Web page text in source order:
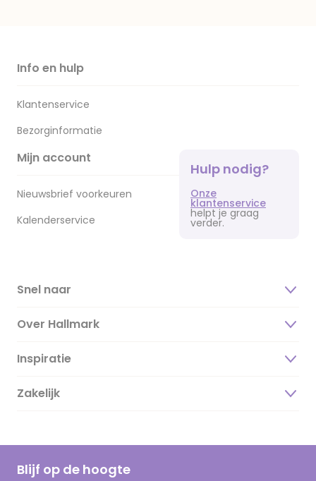
Info en hulp
Klantenservice
Bezorginformatie
Mijn account
Nieuwsbrief voorkeuren
Kalenderservice
Hulp nodig?
Onze
klantenservice
helpt je graag
verder.
Snel naar
Over Hallmark
Over ons
Duurzaamheid
Hallmark Kaartclub
Inspiratie
Magazine
Cadeau inspiratie
Kaartinspiratie
Zakelijk
Blijf op de hoogte